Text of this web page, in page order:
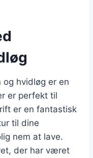
og hvidløg er en
er perfekt til
er en fantastisk
til dine
nem at lave.
der har været